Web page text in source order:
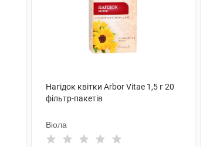
Нагідок квітки Arbor Vitae 1,5 г 20
фільтр-пакетів
Віола